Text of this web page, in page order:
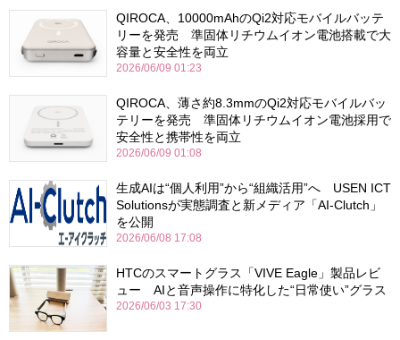
QIROCA、10000mAhのQi2対応モバイルバッテ
リーを発売 準固体リチウムイオン電池搭載で大
容量と安全性を両立
2026/06/09 01:23
QIROCA、薄さ約8.3mmのQi2対応モバイルバッ
テリーを発売 準固体リチウムイオン電池採用で
安全性と携帯性を両立
2026/06/09 01:08
生成AIは“個人利用”から“組織活用”へ USEN ICT
Solutionsが実態調査と新メディア「AI-Clutch」
を公開
2026/06/08 17:08
HTCのスマートグラス「VIVE Eagle」製品レビ
ュー AIと音声操作に特化した“日常使い”グラス
2026/06/03 17:30